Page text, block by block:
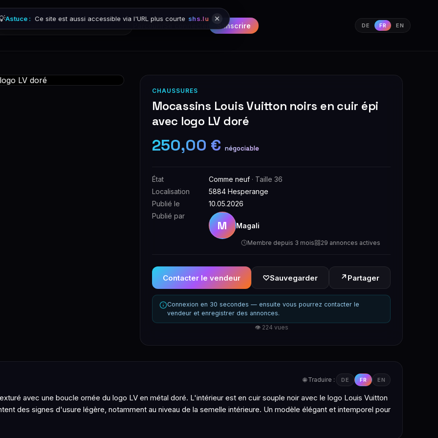
S'inscrire DE FR EN
Astuce : Ce site est aussi accessible via l'URL plus courte shs.lu
CHAUSSURES
Mocassins Louis Vuitton noirs en cuir épi
avec logo LV doré
250,00 € négociable
État Comme neuf · Taille 36
Localisation
5884 Hesperange
Publié le
10.05.2026
Publié par
M Magali
Membre depuis 3 mois 29 annonces actives
Contacter le vendeur ♡Sauvegarder ↗ Partager
Connexion en 30 secondes — ensuite vous pourrez contacter le
vendeur et enregistrer des annonces.
👁 224 vues
🌐 Traduire : DE FR EN
avec une boucle ornée du logo LV en métal doré. L'intérieur est en cuir souple noir avec le logo Louis Vuitton
des signes d'usure légère, notamment au niveau de la semelle intérieure. Un modèle élégant et intemporel pour